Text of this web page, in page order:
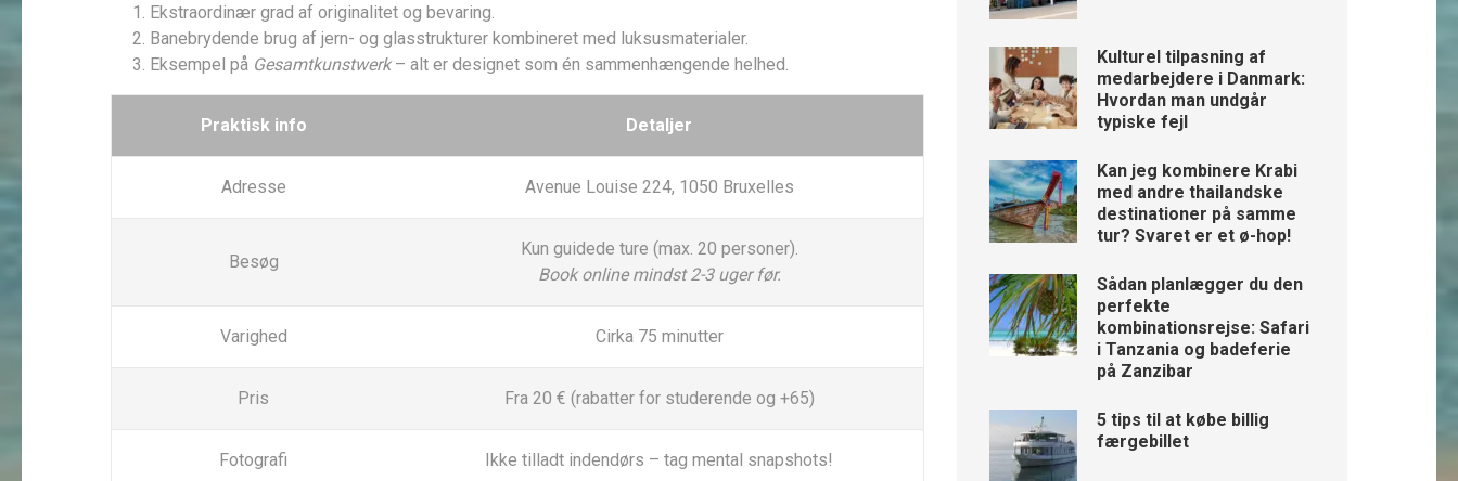
Ekstraordinær grad af originalitet og bevaring.
Banebrydende brug af jern- og glasstrukturer kombineret med luksusmaterialer.
Eksempel på Gesamtkunstwerk– alt er designet som én sammenhængende helhed.
Praktisk info Detaljer
Adresse Avenue Louise 224, 1050 Bruxelles
Besøg
Kun guidede ture (max. 20 personer).
Book online mindst 2-3 uger før.
Varighed Cirka 75 minutter
Pris Fra 20 € (rabatter for studerende og +65)
Fotografi Ikke tilladt indendørs – tag mental snapshots!
Kulturel tilpasning af
medarbejdere i Danmark:
Hvordan man undgår
typiske fejl
Kan jeg kombinere Krabi
med andre thailandske
destinationer på samme
tur? Svaret er et ø-hop!
Sådan planlægger du den
perfekte
kombinationsrejse: Safari
i Tanzania og badeferie
på Zanzibar
5 tips til at købe billig
færgebillet